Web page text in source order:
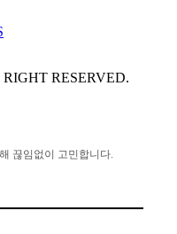
RESERVED.
끊임없이 고민합니다.